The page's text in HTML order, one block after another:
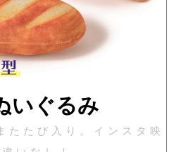
いぐるみ
たたび入り。インスタ映